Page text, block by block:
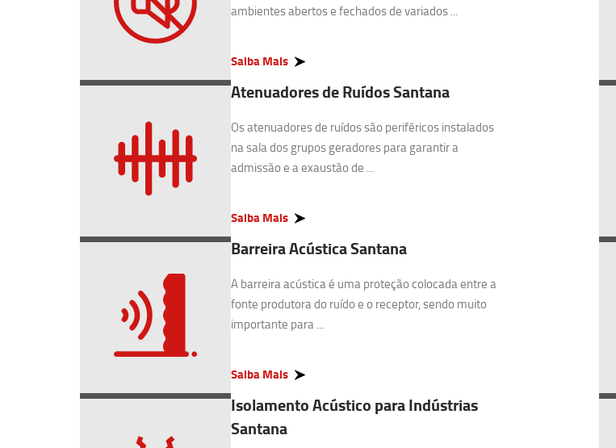
ambientes abertos e fechados de variados ...
Saiba Mais
Atenuadores de Ruídos Santana
Os atenuadores de ruídos são periféricos instalados
na sala dos grupos geradores para garantir a
admissão e a exaustão de ...
Saiba Mais
Barreira Acústica Santana
A barreira acústica é uma proteção colocada entre a
fonte produtora do ruído e o receptor, sendo muito
importante para ...
Saiba Mais
Isolamento Acústico para Indústrias
Santana